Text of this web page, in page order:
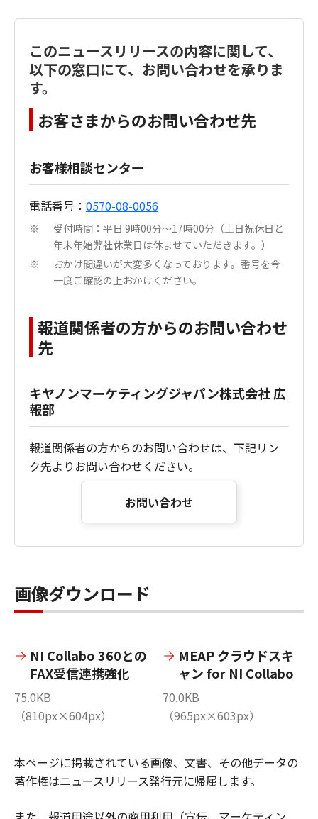
このニュースリリースの内容に関して、
以下の窓口にて、お問い合わせを承りま
す。
お客さまからのお問い合わせ先
お客様相談センター
電話番号： 0570-08-0056
※
受付時間：平日 9時00分～17時00分（土日祝休日と
年末年始弊社休業日は休ませていただきます。）
※
おかけ間違いが大変多くなっております。番号を今
一度ご確認の上おかけください。
報道関係者の方からのお問い合わせ
先
キヤノンマーケティングジャパン株式会社 広
報部
報道関係者の方からのお問い合わせは、下記リン
ク先よりお問い合わせください。
お問い合わせ
画像ダウンロード
NI Collabo 360との
FAX受信連携強化
75.0KB
（810px×604px）
MEAP クラウドスキ
ャン for NI Collabo
70.0KB
（965px×603px）
本ページに掲載されている画像、文書、その他データの
著作権はニュースリリース発行元に帰属します。